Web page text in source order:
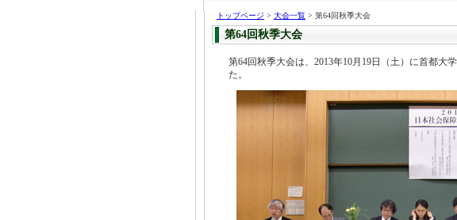
トップページ > 大会一覧 > 第64回秋季大会
第64回秋季大会
第64回秋季大会は、2013年10月19日（土）に首都大
た。